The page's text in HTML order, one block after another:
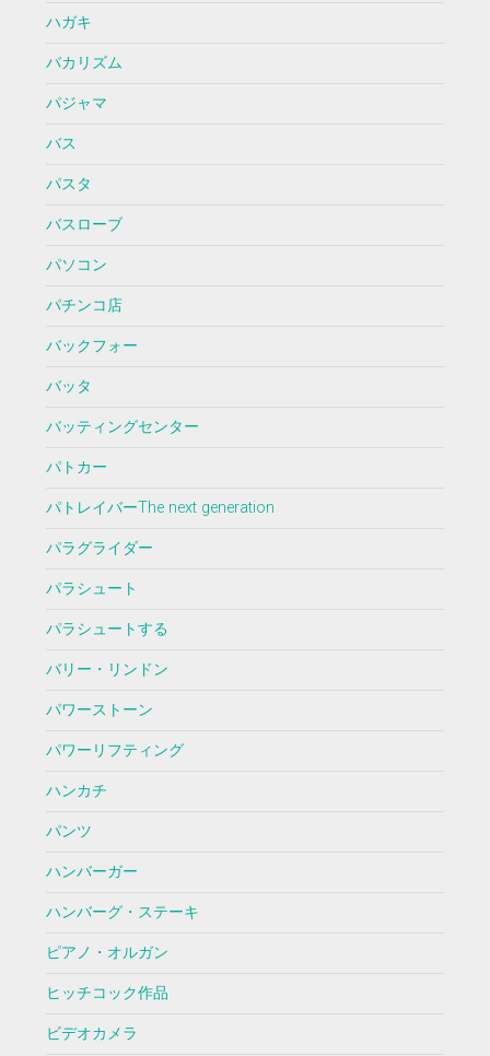
ハガキ
バカリズム
パジャマ
バス
パスタ
バスローブ
パソコン
パチンコ店
バックフォー
バッタ
バッティングセンター
パトカー
パトレイバーThe next generation
パラグライダー
パラシュート
パラシュートする
バリー・リンドン
パワーストーン
パワーリフティング
ハンカチ
パンツ
ハンバーガー
ハンバーグ・ステーキ
ピアノ・オルガン
ヒッチコック作品
ビデオカメラ